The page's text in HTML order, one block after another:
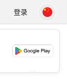
登录
💕